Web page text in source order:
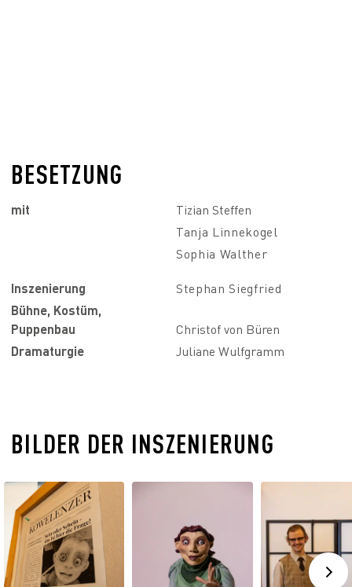
BESETZUNG
mit
Tizian Steffen
Tanja Linnekogel
Sophia Walther
Inszenierung
Stephan Siegfried
Bühne, Kostüm,
Puppenbau
Christof von Büren
Dramaturgie
Juliane Wulfgramm
BILDER DER INSZENIERUNG